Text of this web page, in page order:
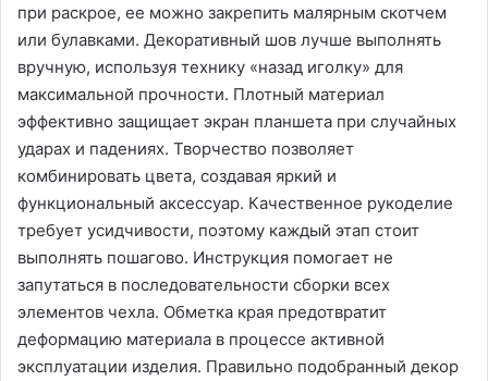
при раскрое, ее можно закрепить малярным скотчем
или булавками. Декоративный шов лучше выполнять
вручную, используя технику «назад иголку» для
максимальной прочности. Плотный материал
эффективно защищает экран планшета при случайных
ударах и падениях. Творчество позволяет
комбинировать цвета, создавая яркий и
функциональный аксессуар. Качественное рукоделие
требует усидчивости, поэтому каждый этап стоит
выполнять пошагово. Инструкция помогает не
запутаться в последовательности сборки всех
элементов чехла. Обметка края предотвратит
деформацию материала в процессе активной
эксплуатации изделия. Правильно подобранный декор